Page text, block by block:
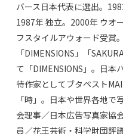
バース日本代表に選出。
1987年 独立。2000年 ウオ
フスタイルアウォード受賞
「DIMENSIONS」「
て「DIMENSIONS」。日本
待作家としてブタペスト
「時」。日本や世界各地
会理事／日本広告写真家協
員／花王芸術・科学財団評